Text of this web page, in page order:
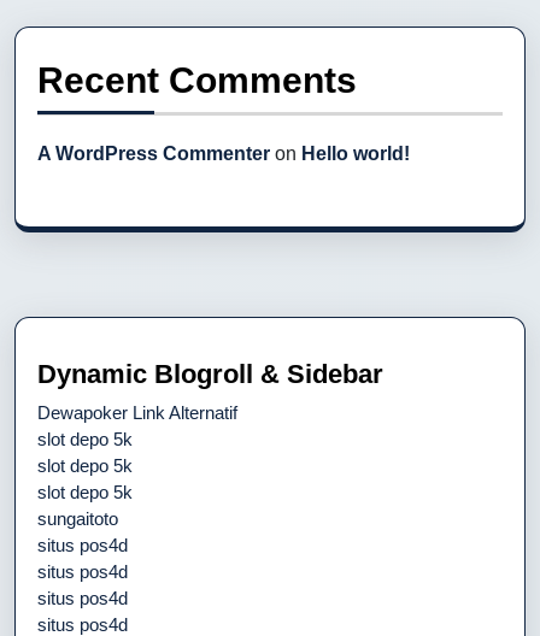
Recent Comments
A WordPress Commenter on Hello world!
Dynamic Blogroll & Sidebar
Dewapoker Link Alternatif
slot depo 5k
slot depo 5k
slot depo 5k
sungaitoto
situs pos4d
situs pos4d
situs pos4d
situs pos4d